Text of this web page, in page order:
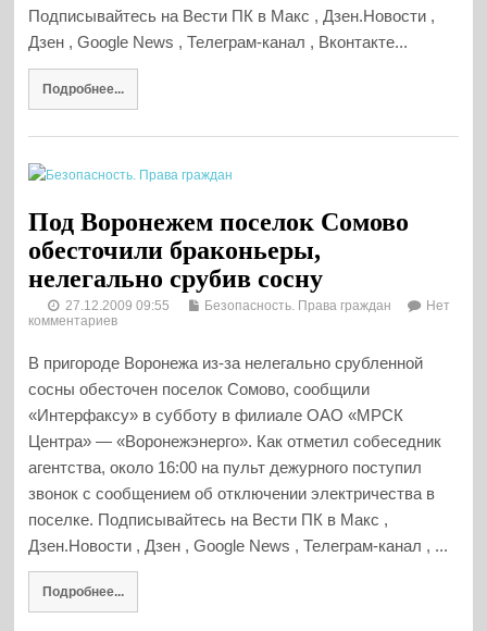
Подписывайтесь на Вести ПК в Макс , Дзен.Новости ,
Дзен , Google News , Телеграм-канал , Вконтакте...
Подробнее...
Под Воронежем поселок Сомово
обесточили браконьеры,
нелегально срубив сосну
27.12.2009 09:55 Безопасность. Права граждан
Нет
комментариев
В пригороде Воронежа из-за нелегально срубленной
сосны обесточен поселок Сомово, сообщили
«Интерфаксу» в субботу в филиале ОАО «МРСК
Центра» — «Воронежэнерго». Как отметил собеседник
агентства, около 16:00 на пульт дежурного поступил
звонок с сообщением об отключении электричества в
поселке. Подписывайтесь на Вести ПК в Макс ,
Дзен.Новости , Дзен , Google News , Телеграм-канал , ...
Подробнее...